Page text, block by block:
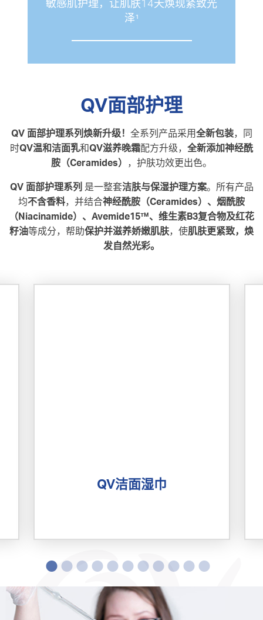
敏感肌护理，让肌肤14天焕现紧致光
泽¹
QV面部护理
QV 面部护理系列焕新升级！ 全系列产品采用全新包装，同
时QV温和洁面乳和QV滋养晚霜配方升级， 全新添加神经酰
胺（Ceramides） ，护肤功效更出色。
QV 面部护理系列 是一整套洁肤与保湿护理方案。所有产品
均不含香料，并结合神经酰胺（Ceramides）、烟酰胺
（Niacinamide）、Avemide15™、维生素B3复合物及红花
籽油等成分，帮助保护并滋养娇嫩肌肤，使肌肤更紧致，焕
发自然光彩。
QV洁面湿巾